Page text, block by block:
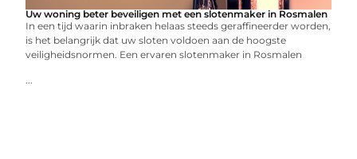
Uw woning beter beveiligen met een slotenmaker in Rosmalen
In een tijd waarin inbraken helaas steeds geraffineerder worden,
is het belangrijk dat uw sloten voldoen aan de hoogste
veiligheidsnormen. Een ervaren slotenmaker in Rosmalen
...